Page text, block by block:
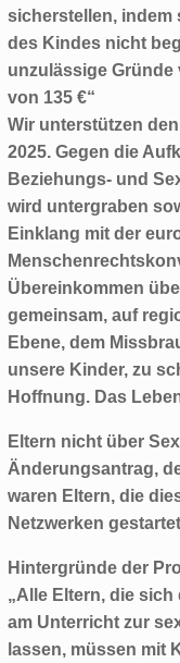
sicherstellen, indem
des Kindes nicht
unzulässige
von 135 €“
Wir unterstützen
2025. Gegen die
Beziehungs- und
wird untergraben
Einklang mit der
Übereinkommen
gemeinsam, auf
Ebene, dem
unsere Kinder, zu
Hoffnung. Das
Eltern nicht über
Änderungsantrag,
waren Eltern, die
Netzwerken
Hintergründe der
„Alle Eltern, die
am Unterricht zur
lassen, müssen mit